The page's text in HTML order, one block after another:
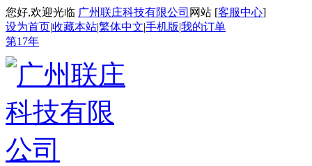
您好,欢迎光临 广州联庄科技有限公司 网站 [客服中心]
设为首页|收藏本站|繁体中文|手机版|我的订单
第17年